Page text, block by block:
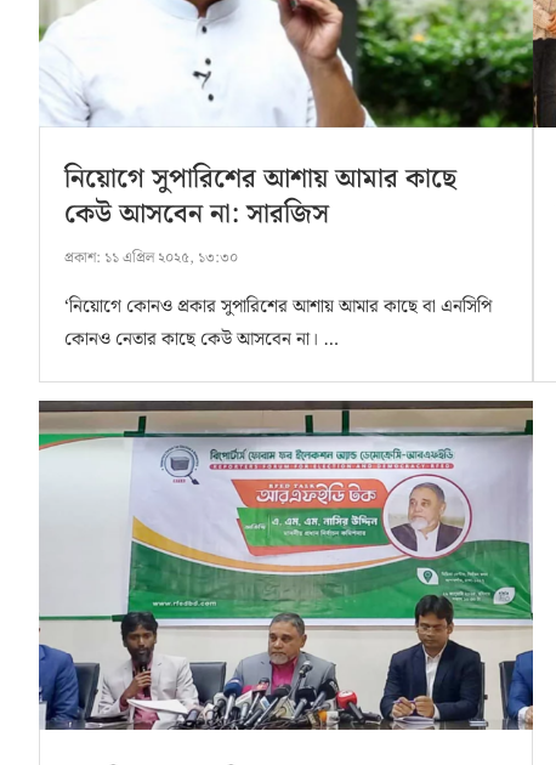
নিয়োগে সুপারিশের আশায় আমার কাছে
কেউ আসবেন না: সারজিস
প্রকাশ: ১১ এপ্রিল ২০২৫, ১৩:৩০
‘নিয়োগে কোনও প্রকার সুপারিশের আশায় আমার কাছে বা এনসিপি
কোনও নেতার কাছে কেউ আসবেন না। …